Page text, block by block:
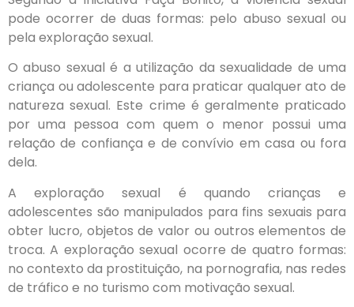
pode ocorrer de duas formas: pelo abuso sexual ou
pela exploração sexual.
O abuso sexual é a utilização da sexualidade de uma
criança ou adolescente para praticar qualquer ato de
natureza sexual. Este crime é geralmente praticado
por uma pessoa com quem o menor possui uma
relação de confiança e de convívio em casa ou fora
dela.
A exploração sexual é quando crianças e
adolescentes são manipulados para fins sexuais para
obter lucro, objetos de valor ou outros elementos de
troca. A exploração sexual ocorre de quatro formas:
no contexto da prostituição, na pornografia, nas redes
de tráfico e no turismo com motivação sexual.